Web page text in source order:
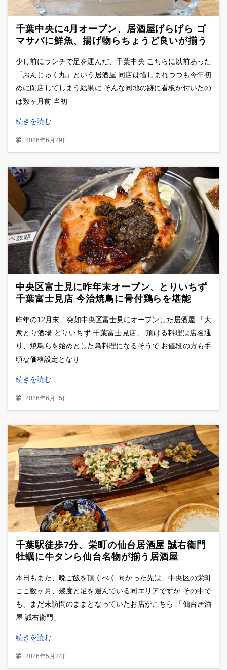
千葉中央に4月オープン、居酒屋げらげら ゴ
マサバに鮮魚、揚げ物らちょうど良いが揃う
少し前にランチで足を運んだ、千葉中央 こちらに以前あった
「おんじゅく丸」という居酒屋 同店は惜しまれつつも今年初
めに閉店してしまう結果に そんな同地の跡に看板が付いたの
は数ヶ月前 当初
続きを読む
2026年6月29日
中央区富士見に昨年末オープン、とりいちず
千葉富士見店 今治焼鳥に骨付鶏らを堪能
昨年の12月末、突如中央区富士見にオープンした居酒屋 「大
衆とり酒場 とりいちず 千葉富士見店」 頂ける料理は店名通
り、焼鳥らを始めとした鳥料理になるそうで お値段の方も手
頃な価格設定となり
続きを読む
2026年6月15日
千葉駅徒歩7分、栄町の仙台居酒屋 誠右衛門
牡蠣に牛タンら仙台名物が揃う居酒屋
本日もまた、晩ご飯を頂くべく 向かった先は、中央区の栄町
ここ数ヶ月、幾度と足を運んでいる同エリアですが その中で
も、まだ未訪問のままとなっていたお店がこちら 「仙台居酒
屋 誠右衛門」
続きを読む
2026年5月24日